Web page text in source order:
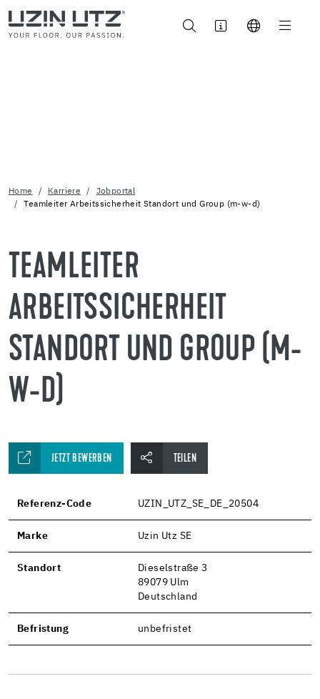
Home Karriere
Jobportal
Teamleiter Arbeitssicherheit Standort und Group (m-w-d)
TEAMLEITER
ARBEITSSICHERHEIT
STANDORT UND GROUP (M-
W-D)
Referenz-Code UZIN_UTZ_SE_DE_20504
Marke Uzin Utz SE
Standort
Dieselstraße 3
89079 Ulm
Deutschland
Befristung unbefristet
JETZT BEWERBEN TEILEN